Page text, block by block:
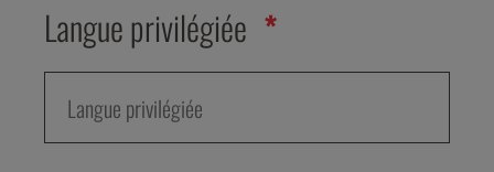
Langue privilégiée